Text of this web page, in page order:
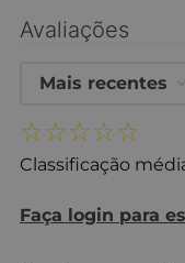
Avaliações
☆☆☆☆☆
Classificação
Faça login para
Mais recentes